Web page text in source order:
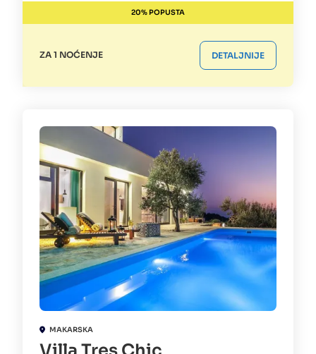
20% POPUSTA
ZA 1 NOĆENJE DETALJNIJE
MAKARSKA